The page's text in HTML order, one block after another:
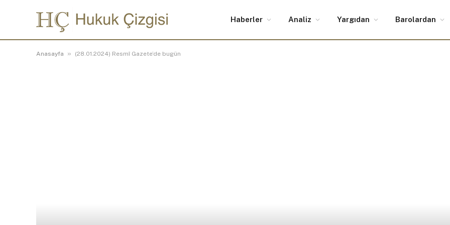
Haberler Analiz Yargıdan Barolardan
Anasayfa » (28.01.2024) Resmî Gazete’de bugün